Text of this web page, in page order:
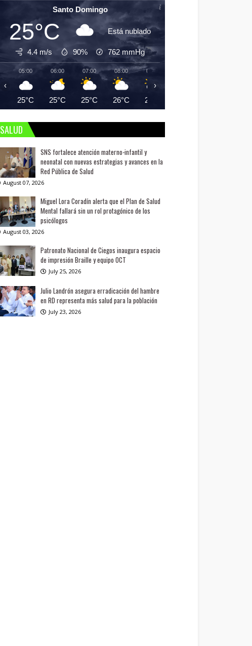
Santo Domingo
25°C Está nublado
4.4 m/s 90% 762 mmHg
05:00
25°C
06:00
25°C
07:00
25°C
08:00
26°C
09:00
28°C
‹ ›
SALUD
SNS fortalece atención materno-infantil y
neonatal con nuevas estrategias y avances en la
Red Pública de Salud
August 07, 2026
Miguel Lora Coradín alerta que el Plan de Salud
Mental fallará sin un rol protagónico de los
psicólogos
August 03, 2026
Patronato Nacional de Ciegos inaugura espacio
de impresión Braille y equipo OCT
July 25, 2026
Julio Landrón asegura erradicación del hambre
en RD representa más salud para la población
July 23, 2026